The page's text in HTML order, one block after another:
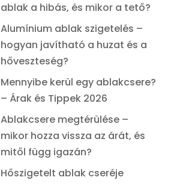
ablak a hibás, és mikor a tető?
Alumínium ablak szigetelés –
hogyan javítható a huzat és a
hőveszteség?
Mennyibe kerül egy ablakcsere?
– Árak és Tippek 2026
Ablakcsere megtérülése –
mikor hozza vissza az árát, és
mitől függ igazán?
Hőszigetelt ablak cseréje